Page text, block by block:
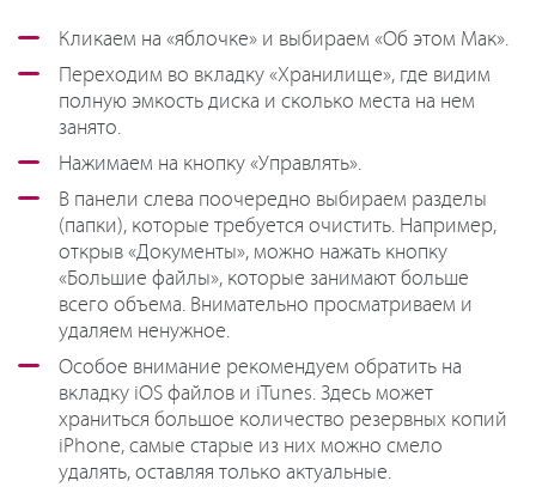
Кликаем на «яблочке» и выбираем «Об этом Мак».
Переходим во вкладку «Хранилище», где видим
полную эмкость диска и сколько места на нем
занято.
Нажимаем на кнопку «Управлять».
В панели слева поочередно выбираем разделы
(папки), которые требуется очистить. Например,
открыв «Документы», можно нажать кнопку
«Большие файлы», которые занимают больше
всего объема. Внимательно просматриваем и
удаляем ненужное.
Особое внимание рекомендуем обратить на
вкладку iOS файлов и iTunes. Здесь может
храниться большое количество резервных копий
iPhone, самые старые из них можно смело
удалять, оставляя только актуальные.